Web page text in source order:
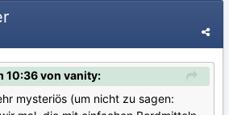
10:36 von vanity:
mysteriös (um nicht zu sagen: